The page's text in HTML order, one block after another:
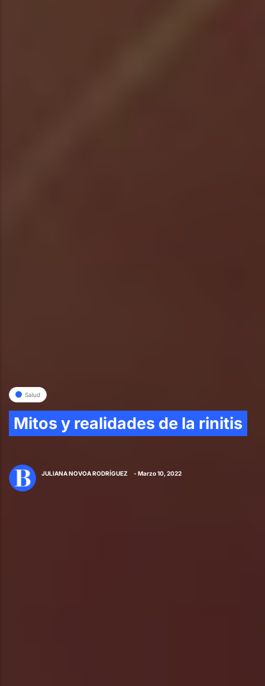
Salud
Mitos y realidades de la rinitis
JULIANA NOVOA RODRÍGUEZ - Marzo 10, 2022